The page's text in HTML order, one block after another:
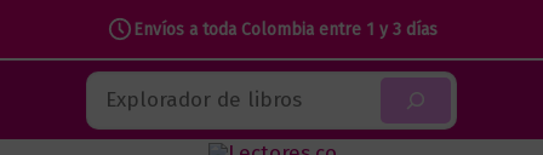
Envíos a toda Colombia entre 1 y 3 días
contenido
Buscar